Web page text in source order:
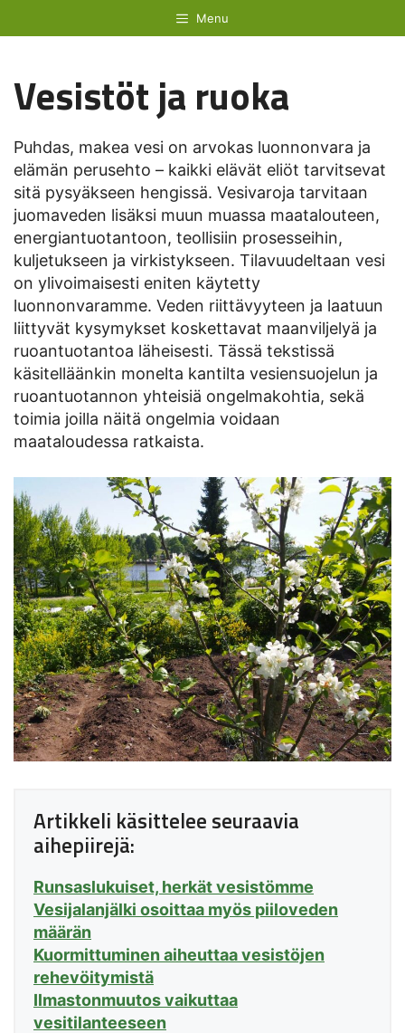
sisältöön
Menu
Vesistöt ja ruoka
Puhdas, makea vesi on arvokas luonnonvara ja
elämän perusehto – kaikki elävät eliöt tarvitsevat
sitä pysyäkseen hengissä. Vesivaroja tarvitaan
juomaveden lisäksi muun muassa maatalouteen,
energiantuotantoon, teollisiin prosesseihin,
kuljetukseen ja virkistykseen. Tilavuudeltaan vesi
on ylivoimaisesti eniten käytetty
luonnonvaramme. Veden riittävyyteen ja laatuun
liittyvät kysymykset koskettavat maanviljelyä ja
ruoantuotantoa läheisesti. Tässä tekstissä
käsitelläänkin monelta kantilta vesiensuojelun ja
ruoantuotannon yhteisiä ongelmakohtia, sekä
toimia joilla näitä ongelmia voidaan
maataloudessa ratkaista.
Artikkeli käsittelee seuraavia
aihepiirejä:
Runsaslukuiset, herkät vesistömme
Vesijalanjälki osoittaa myös piiloveden
määrän
Kuormittuminen aiheuttaa vesistöjen
rehevöitymistä
Ilmastonmuutos vaikuttaa
vesitilanteeseen